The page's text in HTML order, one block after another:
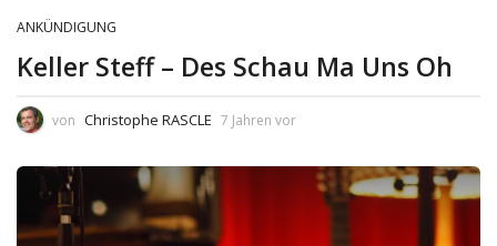
ANKÜNDIGUNG
Keller Steff – Des Schau Ma Uns Oh
von Christophe RASCLE 7 Jahren vor